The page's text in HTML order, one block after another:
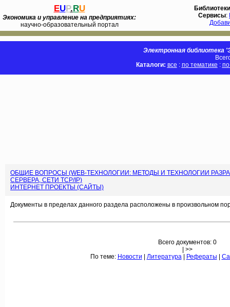
EUP.RU
Экономика и управление на предприятиях:
научно-образовательный портал
Библиотеки
Сервисы:
Электронная библиотека
Каталоги: все : по тематике :
ОБЩИЕ ВОПРОСЫ (WEB-ТЕХНОЛОГИИ: МЕТОДЫ И ТЕХНОЛОГИИ
СЕРВЕРА, СЕТИ TCP/IP)
ИНТЕРНЕТ ПРОЕКТЫ (САЙТЫ)
Документы в пределах данного раздела расположены в произвольном
Всего документов: 0
| >>
По теме: Новости Литература| Рефераты